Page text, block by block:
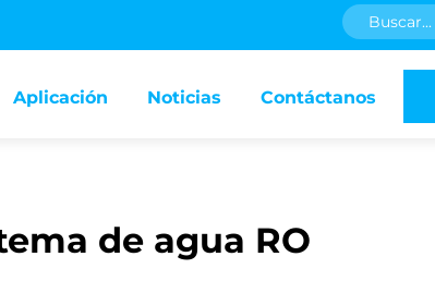
Aplicación Noticias Contáctanos
de agua RO